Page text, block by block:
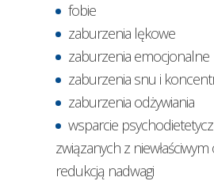
fobie
zaburzenia lękowe
zaburzenia emocjonalne
zaburzenia snu i
zaburzenia odżywiania
wsparcie
związanych z
redukcją nadwagi